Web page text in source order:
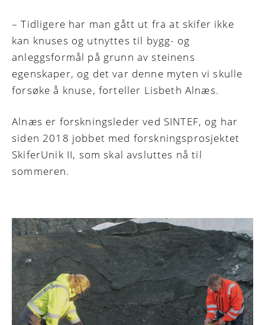
– Tidligere har man gått ut fra at skifer ikke
kan knuses og utnyttes til bygg- og
anleggsformål på grunn av steinens
egenskaper, og det var denne myten vi skulle
forsøke å knuse, forteller Lisbeth Alnæs.
Alnæs er forskningsleder ved SINTEF, og har
siden 2018 jobbet med forskningsprosjektet
SkiferUnik II, som skal avsluttes nå til
sommeren.